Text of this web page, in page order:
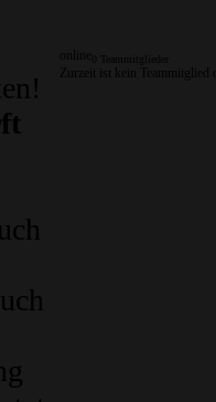
online
Zurzeit ist kein Teammitglied